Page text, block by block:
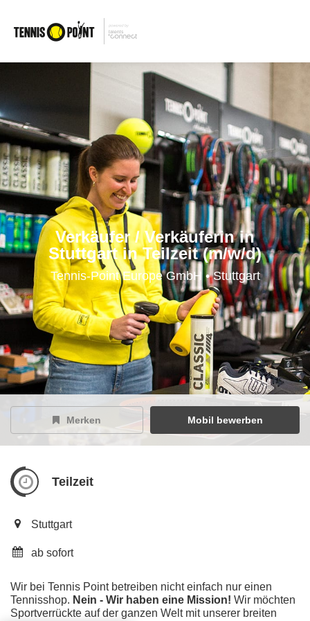
Verkäufer / Verkäuferin in
Stuttgart in Teilzeit (m/w/d)
Tennis-Point Europe GmbH • Stuttgart
Merken Mobil bewerben
Teilzeit
Stuttgart
ab sofort
Wir bei Tennis Point betreiben nicht einfach nur einen
Tennisshop. Nein - Wir haben eine Mission! Wir möchten
Sportverrückte auf der ganzen Welt mit unserer breiten